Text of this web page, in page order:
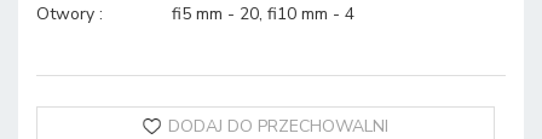
Otwory : fi5 mm - 20, fi10 mm - 4
DODAJ DO PRZECHOWALNI